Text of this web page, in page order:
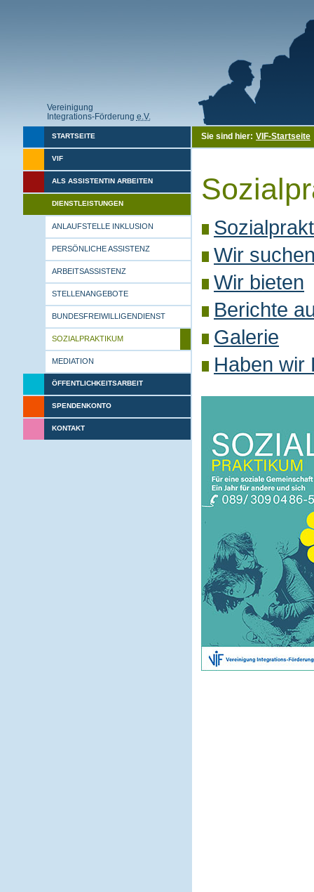
Vereinigung
Integrations-Förderung e.V.
STARTSEITE
VIF
ALS ASSISTENTIN ARBEITEN
DIENSTLEISTUNGEN
ANLAUFSTELLE INKLUSION
PERSÖNLICHE ASSISTENZ
ARBEITSASSISTENZ
STELLENANGEBOTE
BUNDESFREIWILLIGENDIENST
SOZIALPRAKTIKUM
MEDIATION
ÖFFENTLICHKEITSARBEIT
SPENDENKONTO
KONTAKT
Sie sind hier: VIF-Startseite
Wir
Wir bieten
Berichte
Galerie
Haben wir